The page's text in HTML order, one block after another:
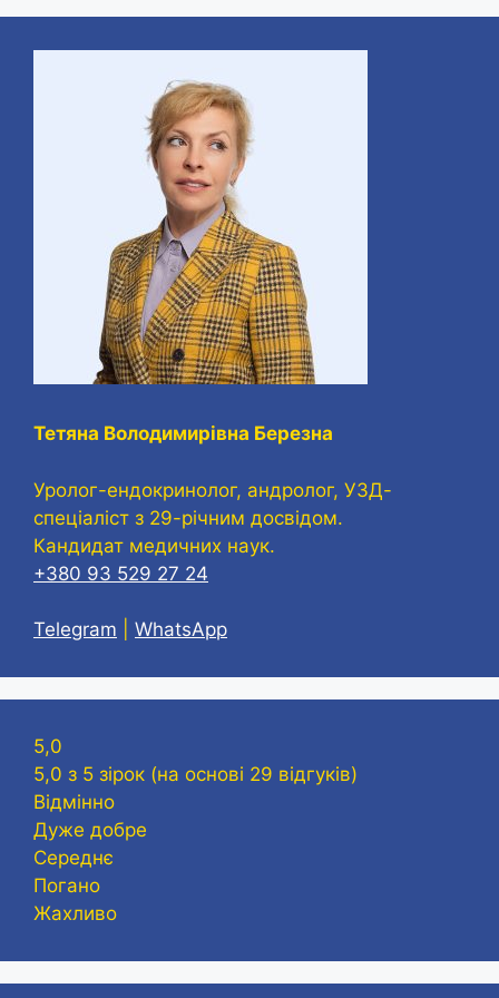
Тетяна Володимирівна Березна
Уролог-ендокринолог, андролог, УЗД-
спеціаліст з 29-річним досвідом.
Кандидат медичних наук.
+380 93 529 27 24
Telegram WhatsApp
5,0
5,0 з 5 зірок (на основі 29 відгуків)
Відмінно
Дуже добре
Середнє
Погано
Жахливо